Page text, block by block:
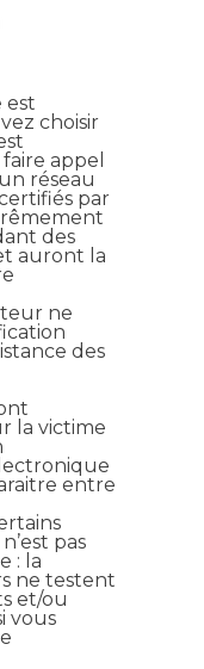
est
choisir
appel
réseau
par
des
auront la
ne
des
la victime
entre
pas
: la
ne testent
et/ou
vous